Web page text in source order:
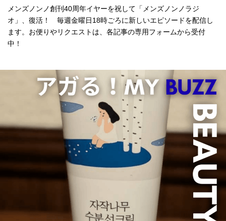
メンズノンノ創刊40周年イヤーを祝して「メンズノンノラジ
オ」、復活！ 毎週金曜日18時ごろに新しいエピソードを配信し
ます。お便りやリクエストは、各記事の専用フォームから受付
中！